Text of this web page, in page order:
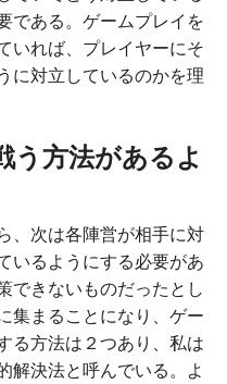
である。ゲームプレイを
いれば、プレイヤーにそ
に対立しているのかを理
う方法があるよ
、次は各陣営が相手に対
いるようにする必要があ
できないものだったとし
集まることになり、ゲー
る方法は２つあり、私は
解決法と呼んでいる。よ